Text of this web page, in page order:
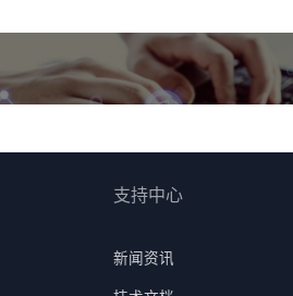
支持中心
新闻资讯